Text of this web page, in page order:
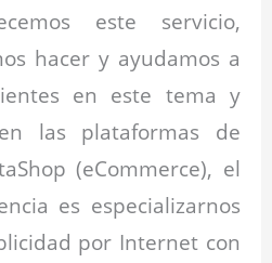
este servicio,
hacer y ayudamos a
en este tema y
las plataformas de
(eCommerce), el
es especializarnos
por Internet con